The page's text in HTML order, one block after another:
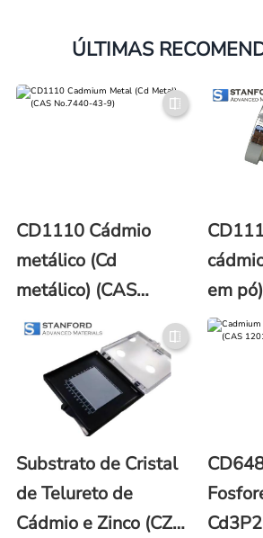
ÚLTIMAS
CD1110 Cádmio
metálico (Cd
metálico) (CAS
No.7440-43-9)
em
Substrato de Cristal
de Telureto de
Cádmio e Zinco (CZT)